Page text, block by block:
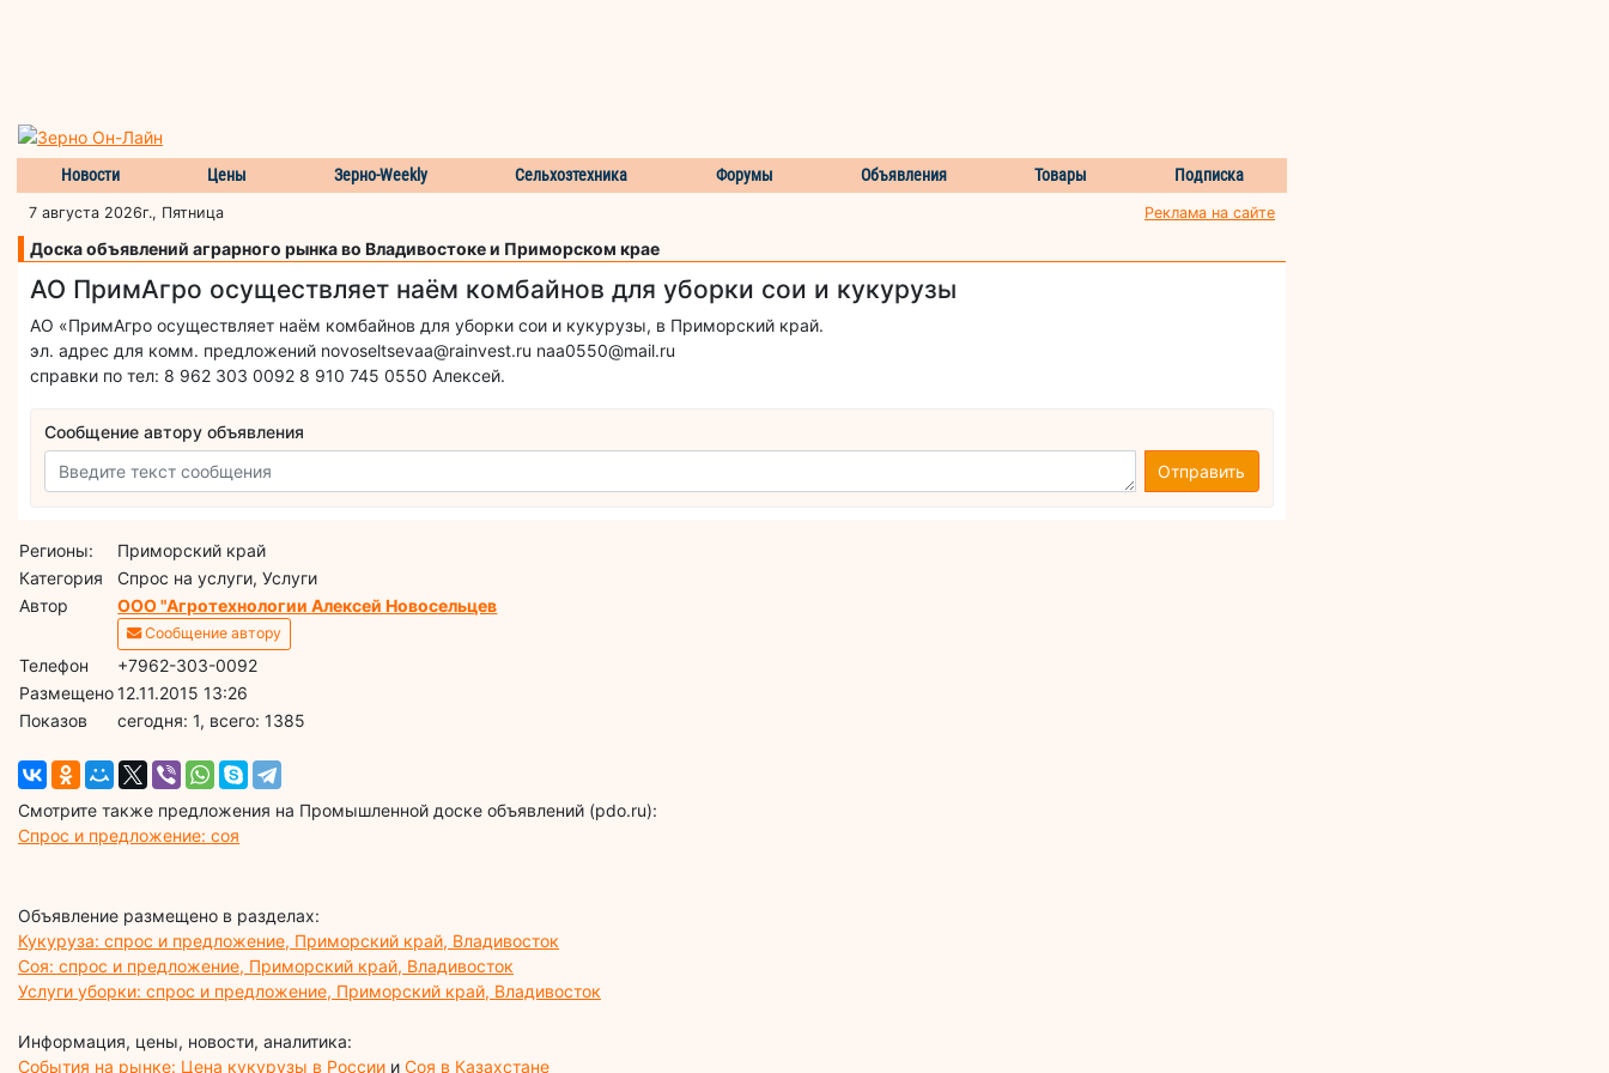
Новости Цены Зерно-Weekly Сельхозтехника Форумы Объявления Товары Подписка
7 августа 2026г., Пятница Реклама на сайте
Доска объявлений аграрного рынка во Владивостоке и Приморском крае
АО ПримАгро осуществляет наём комбайнов для уборки сои и кукурузы
АО «ПримАгро осуществляет наём комбайнов для уборки сои и кукурузы, в Приморский край.
эл. адрес для комм. предложений novoseltsevaa@rainvest.ru naa0550@mail.ru
справки по тел: 8 962 303 0092 8 910 745 0550 Алексей.
Сообщение автору объявления
Отправить
Регионы:
Приморский край
Категория
Спрос на услуги, Услуги
Автор
ООО "Агротехнологии Алексей Новосельцев
Сообщение автору
Телефон
+7962-303-0092
Размещено12.11.2015 13:26
Показов
cегодня: 1, всего: 1385
Смотрите также предложения на Промышленной доске объявлений (pdo.ru):
Спрос и предложение: соя
Объявление размещено в разделах:
Кукуруза: спрос и предложение, Приморский край, Владивосток
Соя: спрос и предложение, Приморский край, Владивосток
Услуги уборки: спрос и предложение, Приморский край, Владивосток
Информация, цены, новости, аналитика:
События на рынке: Цена кукурузы в России и Соя в Казахстане